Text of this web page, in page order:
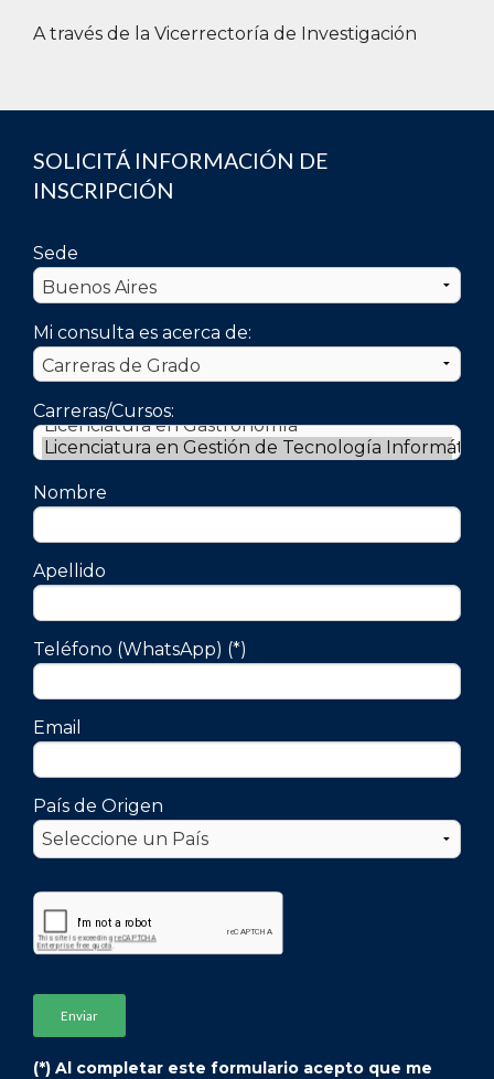
A través de la Vicerrectoría de Investigación
SOLICITÁ INFORMACIÓN DE
INSCRIPCIÓN
Sede
Mi consulta es acerca de:
Carreras/Cursos:
Nombre
Apellido
Teléfono (WhatsApp) (*)
Email
País de Origen
(*) Al completar este formulario acepto que me